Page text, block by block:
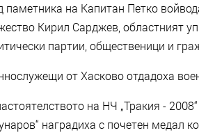
паметника на Капитан Петко
Кирил Сарджев, областният
партии, общественици и
от Хасково отдадоха
на НЧ „Тракия -
наградиха с почетен медал